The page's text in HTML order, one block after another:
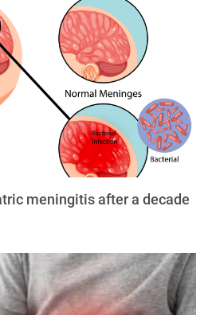
meningitis after a decade